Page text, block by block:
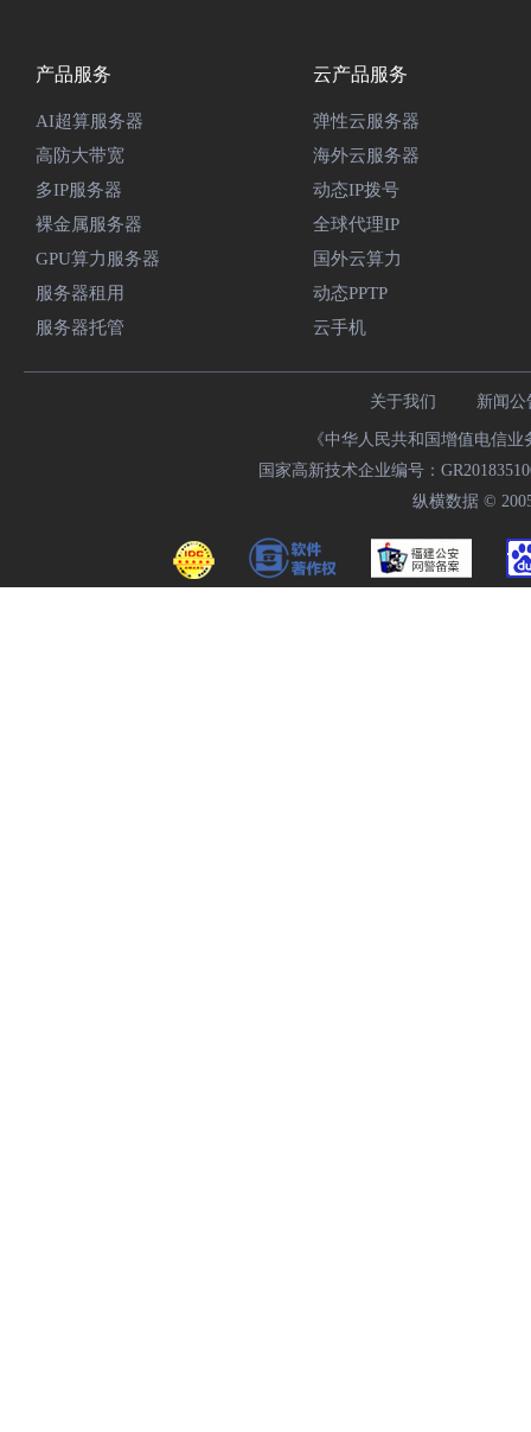
产品服务
AI超算服务器
高防大带宽
多IP服务器
裸金属服务器
GPU算力服务器
服务器租用
服务器托管
云产品服务
弹性云服务器
海外云服务器
动态IP拨号
全球代理IP
国外云算力
动态PPTP
云手机
关于我们 新闻公
《中华人民共和国增值电信
国家高新技术企业编号：
纵横数据 ©